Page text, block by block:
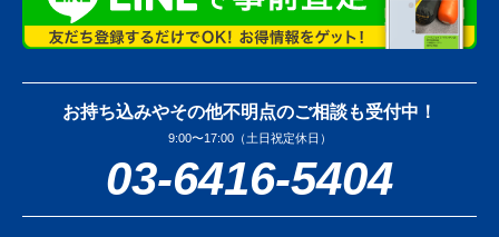
お持ち込みやその他不明点のご相談も受付中！
9:00〜17:00（土日祝定休日）
03-6416-5404